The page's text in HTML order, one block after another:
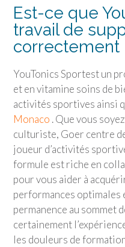
Est-ce que
travail de
correctement
YouTonics Sportest un
et en vitamine soins de
activités sportives ainsi
Monaco . Que vous
culturiste, Goer centre
joueur d’activités
formule est riche en
pour vous aider à
performances optimales
permanence au sommet
certainement
les douleurs de